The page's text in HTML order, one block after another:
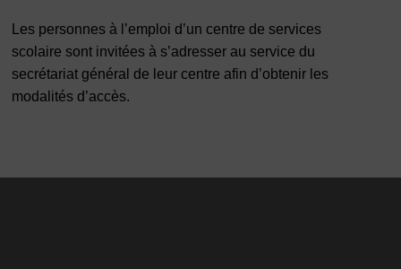
Les personnes à l’emploi d’un centre de services
scolaire sont invitées à s’adresser au service du
secrétariat général de leur centre afin d’obtenir les
modalités d’accès.